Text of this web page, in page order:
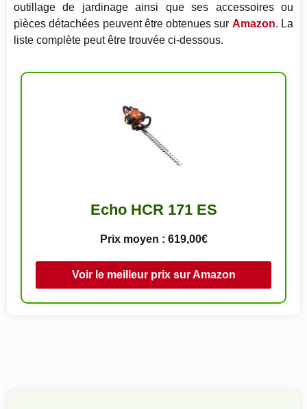
outillage de jardinage ainsi que ses accessoires ou
pièces détachées peuvent être obtenues sur Amazon. La
liste complète peut être trouvée ci-dessous.
Echo HCR 171 ES
Prix moyen : 619,00€
Voir le meilleur prix sur Amazon